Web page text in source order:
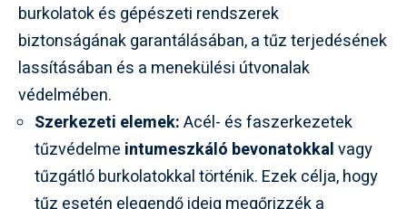
burkolatok és gépészeti rendszerek
biztonságának garantálásában, a tűz terjedésének
lassításában és a menekülési útvonalak
védelmében.
Szerkezeti elemek:Acél- és faszerkezetek
tűzvédelme intumeszkáló bevonatokkalvagy
tűzgátló burkolatokkal történik. Ezek célja, hogy
tűz esetén elegendő ideig megőrizzék a